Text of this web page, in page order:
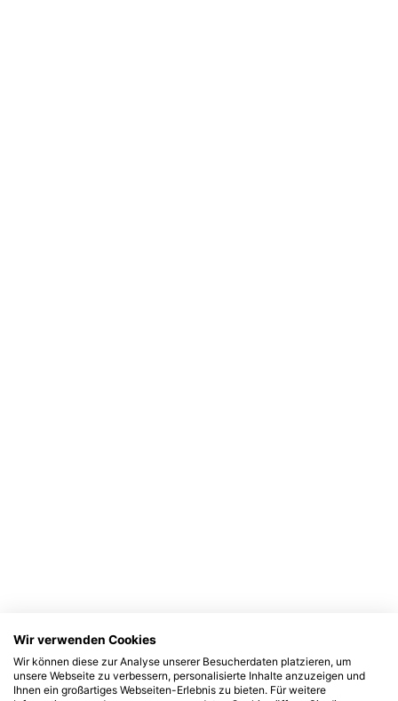
Wir verwenden Cookies
Wir können diese zur Analyse unserer Besucherdaten platzieren, um
unsere Webseite zu verbessern, personalisierte Inhalte anzuzeigen und
Ihnen ein großartiges Webseiten-Erlebnis zu bieten. Für weitere